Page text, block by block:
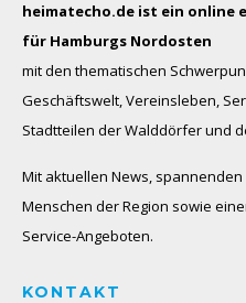
heimatecho.de ist ein online
für Hamburgs Nordosten
mit den thematischen
Geschäftswelt, Vereinsleben,
Stadtteilen der Walddörfer und
Mit aktuellen News,
Menschen der Region sowie
Service-Angeboten.
KONTAKT